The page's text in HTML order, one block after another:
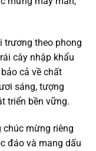
trương theo phong
cây nhập khẩu
cả về chất
sáng, tượng
triển bền vững.
chúc mừng riêng
đáo và mang dấu